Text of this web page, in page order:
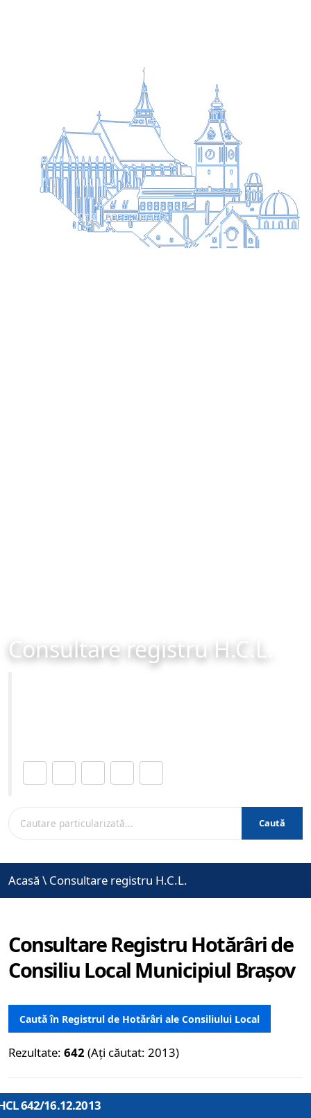
Consultare registru H.C.L.
Caută
Acasă \ Consultare registru H.C.L.
Consultare Registru Hotărâri de
Consiliu Local Municipiul Brașov
Caută în Registrul de Hotărâri ale Consiliului Local
Rezultate: 642 (Ați căutat: 2013)
642/16.12.2013